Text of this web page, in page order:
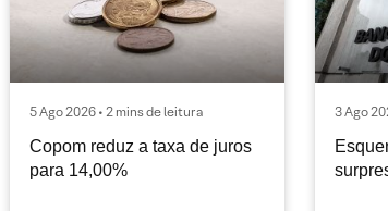
5 Ago 2026 • 2 mins de leitura
Copom reduz a taxa de juros
para 14,00%
3 Ago